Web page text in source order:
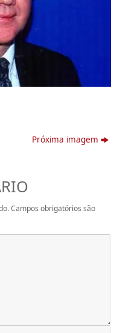
Próxima imagem
Campos obrigatórios são